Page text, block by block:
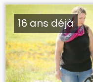
16 ans déjà